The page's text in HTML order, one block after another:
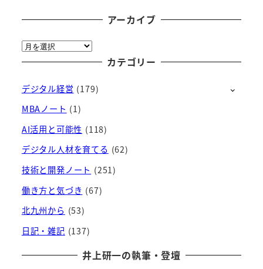
アーカイブ
ア
ー
イ
ブ
カテゴリー
デジタル経営 (179)
MBAノート (1)
AI活用と可能性 (118)
デジタル人材を育てる (62)
技術と開発ノート (251)
働き方と気づき (67)
北九州から (53)
日記・雑記 (137)
井上研一の執筆・登壇